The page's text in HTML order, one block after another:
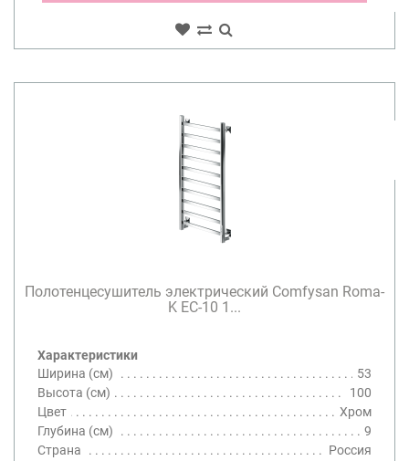
Полотенцесушитель электрический Comfysan Roma-
K EC-10 1...
Характеристики
Ширина (см)
53
Высота (см)
100
Цвет
Хром
Глубина (см)
9
Страна
Россия